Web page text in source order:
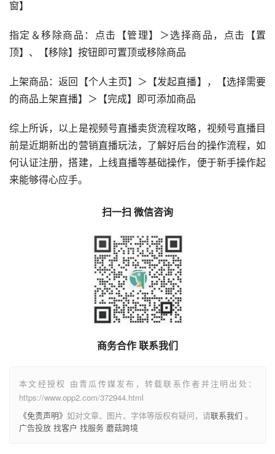
窗】
指定＆移除商品：点击【管理】＞选择商品，点击【置
顶】、【移除】按钮即可置顶或移除商品
上架商品：返回【个人主页】＞【发起直播】，【选择需要
的商品上架直播】＞【完成】即可添加商品
综上所诉，以上是视频号直播卖货流程攻略，视频号直播目
前是近期新出的营销直播玩法，了解好后台的操作流程，如
何认证注册，搭建，上线直播等基础操作，便于新手操作起
来能够得心应手。
扫一扫 微信咨询
商务合作 联系我们
本文经授权 由青瓜传媒发布，转载联系作者并注明出处：
https://www.opp2.com/372944.html
《免责声明》 如对文章、图片、字体等版权有疑问，请联系我们 。
广告投放 找客户 找服务 蘑菇跨境